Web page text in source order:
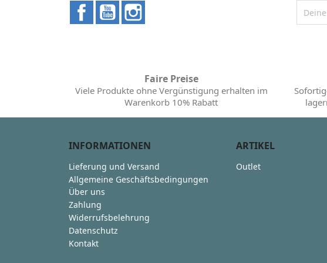
FacebookYouTube
Faire Preise
Viele Produkte ohne Vergünstigung erhalten im
Warenkorb 10% Rabatt
INFORMATIONEN
Lieferung und Versand
Allgemeine Geschäftsbedingungen
Über uns
Zahlung
Widerrufsbelehrung
Datenschutz
Kontakt
ARTIKEL
Outlet